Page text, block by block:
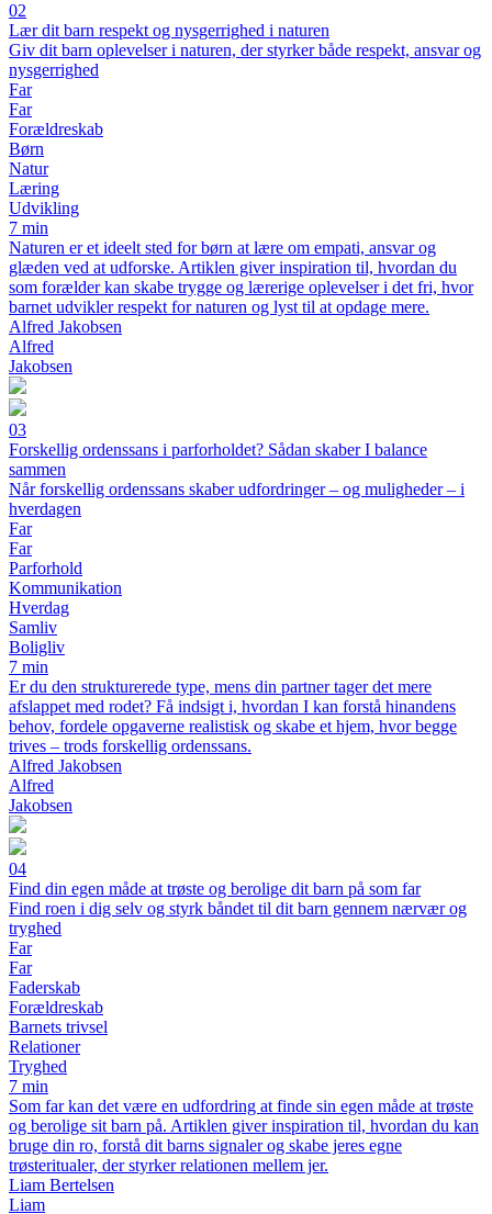
02
Lær dit barn respekt og nysgerrighed i naturen
Giv dit barn oplevelser i naturen, der styrker både respekt, ansvar og
nysgerrighed
Far
Far
Forældreskab
Børn
Natur
Læring
Udvikling
7 min
Naturen er et ideelt sted for børn at lære om empati, ansvar og
glæden ved at udforske. Artiklen giver inspiration til, hvordan du
som forælder kan skabe trygge og lærerige oplevelser i det fri, hvor
barnet udvikler respekt for naturen og lyst til at opdage mere.
Alfred Jakobsen
Alfred
Jakobsen
03
Forskellig ordenssans i parforholdet? Sådan skaber I balance
sammen
Når forskellig ordenssans skaber udfordringer – og muligheder – i
hverdagen
Far
Far
Parforhold
Kommunikation
Hverdag
Samliv
Boligliv
7 min
Er du den strukturerede type, mens din partner tager det mere
afslappet med rodet? Få indsigt i, hvordan I kan forstå hinandens
behov, fordele opgaverne realistisk og skabe et hjem, hvor begge
trives – trods forskellig ordenssans.
Alfred Jakobsen
Alfred
Jakobsen
04
Find din egen måde at trøste og berolige dit barn på som far
Find roen i dig selv og styrk båndet til dit barn gennem nærvær og
tryghed
Far
Far
Faderskab
Forældreskab
Barnets trivsel
Relationer
Tryghed
7 min
Som far kan det være en udfordring at finde sin egen måde at trøste
og berolige sit barn på. Artiklen giver inspiration til, hvordan du kan
bruge din ro, forstå dit barns signaler og skabe jeres egne
trøsteritualer, der styrker relationen mellem jer.
Liam Bertelsen
Liam